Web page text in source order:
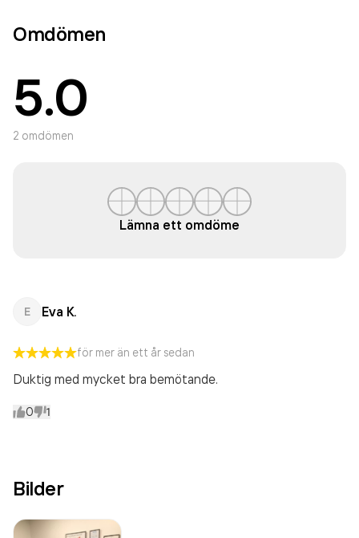
Omdömen
5.0
2 omdömen
Lämna ett omdöme
E Eva K.
för mer än ett år sedan
Duktig med mycket bra bemötande.
0 1
Bilder